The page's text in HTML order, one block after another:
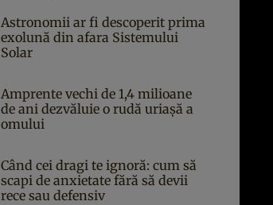
Astronomii ar fi descoperit prima
exolună din afara Sistemului
Solar
Amprente vechi de 1,4 milioane
de ani dezvăluie o rudă uriașă a
omului
Când cei dragi te ignoră: cum să
scapi de anxietate fără să devii
rece sau defensiv